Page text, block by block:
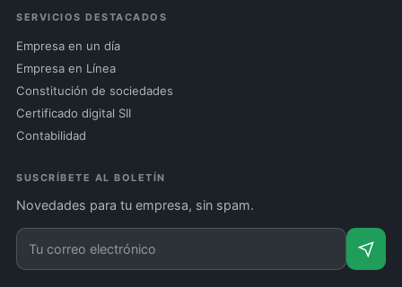
SERVICIOS DESTACADOS
Empresa en un día
Empresa en Línea
Constitución de sociedades
Certificado digital SII
Contabilidad
SUSCRÍBETE AL BOLETÍN
Novedades para tu empresa, sin spam.